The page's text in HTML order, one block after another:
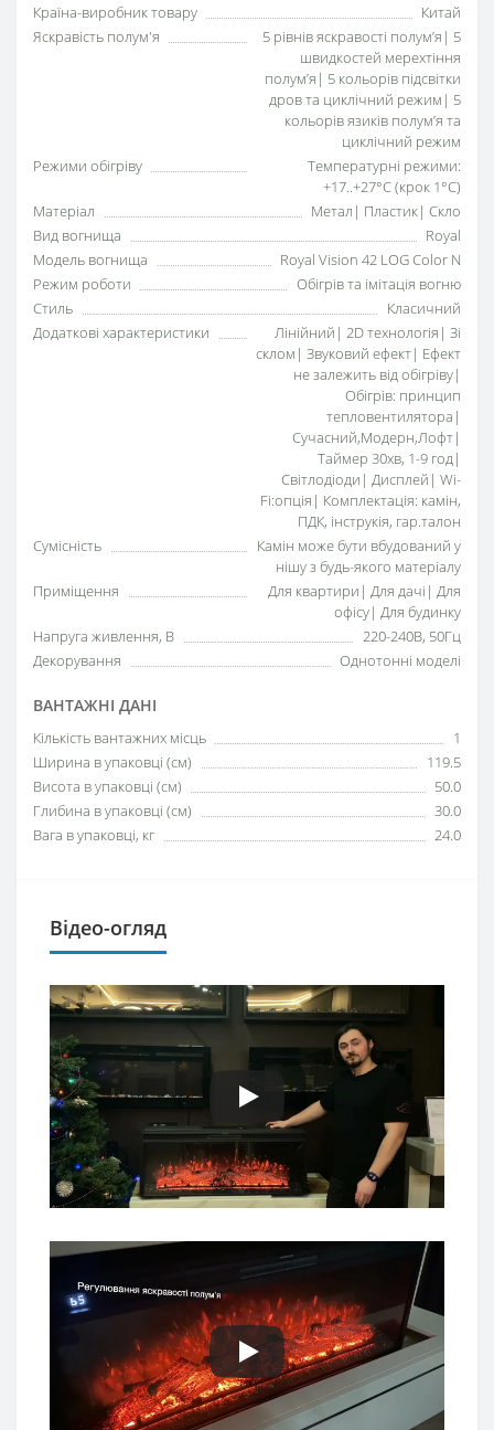
Країна-виробник товару
Китай
Яскравість полум'я
5 рівнів яскравості полумʼя| 5
швидкостей мерехтіння
полумʼя| 5 кольорів підсвітки
дров та циклічний режим| 5
кольорів язиків полумʼя та
циклічний режим
Режими обігріву
Температурні режими:
+17..+27°С (крок 1°C)
Матеріал
Метал| Пластик| Скло
Вид вогнища
Royal
Модель вогнища
Royal Vision 42 LOG Color N
Режим роботи
Обігрів та імітація вогню
Стиль
Класичний
Додаткові характеристики
Лінійний| 2D технологія| Зі
склом| Звуковий ефект| Ефект
не залежить від обігріву|
Обігрів: принцип
тепловентилятора|
Сучасний,Модерн,Лофт|
Таймер 30хв, 1-9 год|
Світлодіоди| Дисплей| Wi-
Fi:опція| Комплектація: камін,
ПДК, інструкія, гар.талон
Сумісність
Камін може бути вбудований у
нішу з будь-якого матеріалу
Приміщення
Для квартири| Для дачі| Для
офісу| Для будинку
Напруга живлення, В
220-240В, 50Гц
Декорування
Однотонні моделі
ВАНТАЖНІ ДАНІ
Кількість вантажних місць
1
Ширина в упаковці (см)
119.5
Висота в упаковці (см)
50.0
Глибина в упаковці (см)
30.0
Вага в упаковці, кг
24.0
Відео-огляд